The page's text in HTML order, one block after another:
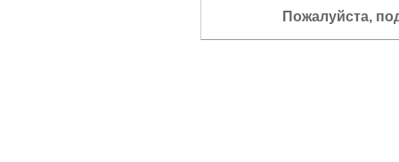
Пожалуйста,